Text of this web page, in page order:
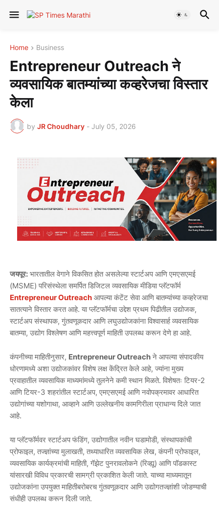
Home Business
Entrepreneur Outreach ने
व्यवसायिक बातम्यांच्या कव्हरेजचा विस्तार
केला
by JR Choudhary - July 05, 2026
जयपूर: भारतातील वेगाने विकसित होत असलेल्या स्टार्टअप आणि एमएसएमई
(MSME) परिसंस्थेला समर्पित डिजिटल व्यवसायिक मीडिया प्लॅटफॉर्म
Entrepreneur Outreach आपल्या कंटेंट सेवा आणि बातम्यांच्या कव्हरेजचा
सातत्याने विस्तार करत आहे. या प्लॅटफॉर्मचा उद्देश प्रथम पिढीतील उद्योजक,
स्टार्टअप संस्थापक, गुंतवणूकदार आणि लघुउद्योजकांना विश्वासार्ह व्यवसायिक
बातम्या, उद्योग विश्लेषण आणि महत्त्वपूर्ण माहिती उपलब्ध करून देणे हा आहे.
कंपनीच्या माहितीनुसार, Entrepreneur Outreach ने आपल्या संपादकीय
धोरणामध्ये अशा उद्योजकांवर विशेष लक्ष केंद्रित केले आहे, ज्यांना मुख्य
प्रवाहातील व्यवसायिक माध्यमांमध्ये तुलनेने कमी स्थान मिळते. विशेषतः टियर-2
आणि टियर-3 शहरांतील स्टार्टअप, एमएसएमई आणि नवोपक्रमावर आधारित
उद्योगांच्या यशोगाथा, आव्हाने आणि उल्लेखनीय कामगिरीला प्राधान्य दिले जात
आहे.
या प्लॅटफॉर्मवर स्टार्टअप फंडिंग, उद्योगातील नवीन घडामोडी, संस्थापकांची
प्रोफाइल, तज्ज्ञांच्या मुलाखती, तथ्याधारित व्यवसायिक लेख, कंपनी प्रोफाइल,
व्यवसायिक कार्यक्रमांची माहिती, गॅझेट पुनरावलोकने (रिव्ह्यू) आणि पॉडकास्ट
यांसारखी विविध प्रकारची सामग्री प्रकाशित केली जाते. याच्या माध्यमातून
उद्योजकांना उपयुक्त माहितीबरोबरच गुंतवणूकदार आणि उद्योगतज्ज्ञांशी जोडण्याची
संधीही उपलब्ध करून दिली जाते.